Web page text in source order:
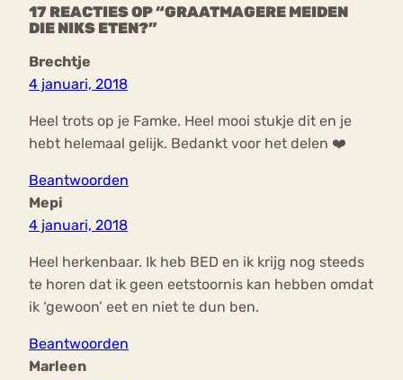
17 REACTIES OP “GRAATMAGERE MEIDEN
DIE NIKS ETEN?”
Brechtje
4 januari, 2018
Heel trots op je Famke. Heel mooi stukje dit en je
hebt helemaal gelijk. Bedankt voor het delen ❤️
Beantwoorden
Mepi
4 januari, 2018
Heel herkenbaar. Ik heb BED en ik krijg nog steeds
te horen dat ik geen eetstoornis kan hebben omdat
ik ‘gewoon’ eet en niet te dun ben.
Beantwoorden
Marleen